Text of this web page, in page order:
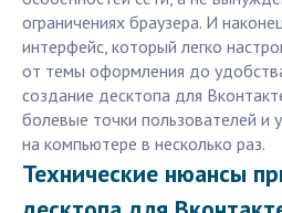
ограничениях браузера. И
интерфейс, который легко
от темы оформления до
создание десктопа для
болевые точки пользователей и
на компьютере в несколько раз.
Технические нюансы